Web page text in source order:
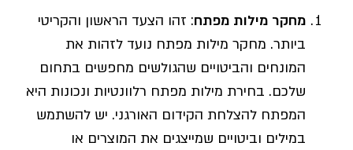
מחקר מילות מפתח: זהו הצעד הראשון והקריטי
ביותר. מחקר מילות מפתח נועד לזהות את
המונחים והביטויים שהגולשים מחפשים בתחום
שלכם. בחירת מילות מפתח רלוונטיות ונכונות היא
המפתח להצלחת הקידום האורגני. יש להשתמש
במילים וביטויים שמייצגים את המוצרים או